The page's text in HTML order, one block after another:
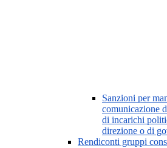
Sanzioni per
comunicazione
di incarichi
direzione o di
Rendiconti gruppi